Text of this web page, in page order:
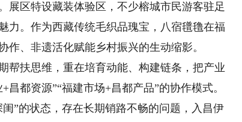
区特设藏装体验区，不少榕城市民游客驻足
力。作为西藏传统毛织品瑰宝，八宿氆氇在福
、非遗活化赋能乡村振兴的生动缩影。
扶思维，重在培育动能、构建链条，把产业
都资源”“福建市场+昌都产品”的协作模式。
”的状态，存在长期销路不畅的问题，入昌伊